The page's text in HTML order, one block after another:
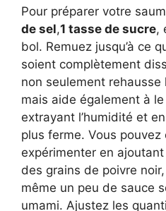
Pour préparer votre
de sel,1 tasse de sucre,
bol. Remuez jusqu’à ce
soient complètement
non seulement
mais aide également à
extrayant l’humidité et
plus ferme. Vous pouvez
expérimenter en
des grains de poivre noir,
même un peu de sauce
umami. Ajustez les